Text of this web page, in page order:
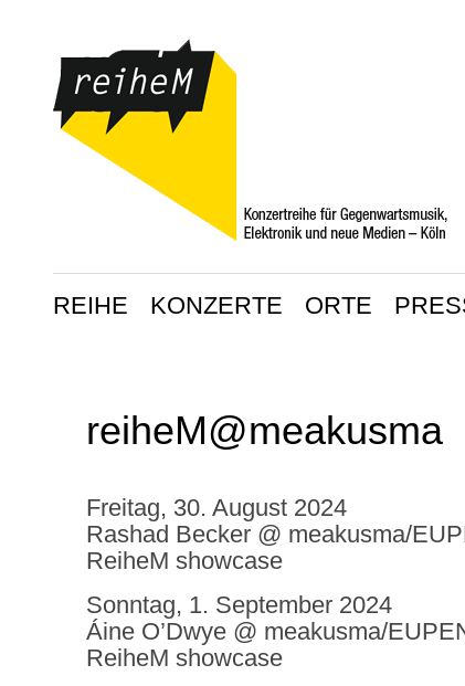
REIHE KONZERTE ORTE
reiheM@meakusma
Freitag, 30. August 2024
Rashad Becker @ meakusma/
ReiheM showcase
Sonntag, 1. September 2024
Áine O’Dwye@ meakusma/
ReiheM showcase